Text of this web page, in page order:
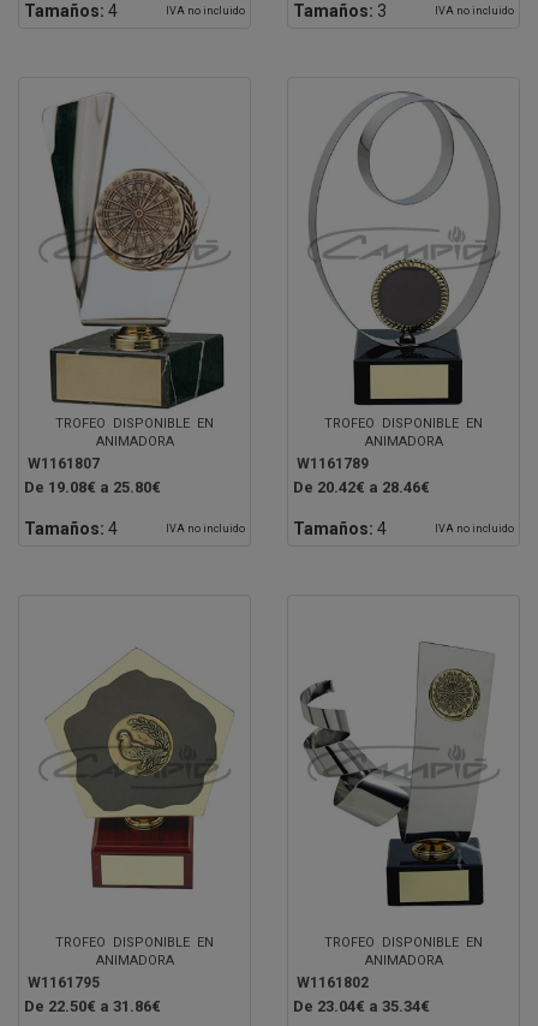
Tamaños: 4 IVA no incluido Tamaños: 3 IVA no incluido
TROFEO DISPONIBLE EN
ANIMADORA
W1161807
De 19.08€ a 25.80€
Tamaños: 4 IVA no incluido
TROFEO DISPONIBLE EN
ANIMADORA
W1161789
De 20.42€ a 28.46€
Tamaños: 4 IVA no incluido
TROFEO DISPONIBLE EN
ANIMADORA
W1161795
De 22.50€ a 31.86€
TROFEO DISPONIBLE EN
ANIMADORA
W1161802
De 23.04€ a 35.34€